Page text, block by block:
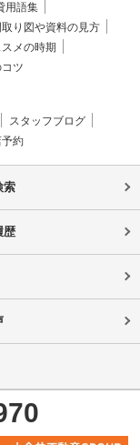
用語集
り図や資料の見方
メの時期
ツ
スタッフブログ
約
索
歴